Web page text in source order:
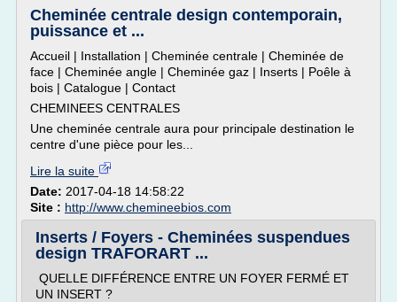
Cheminée centrale design contemporain,
puissance et ...
Accueil | Installation | Cheminée centrale | Cheminée de
face | Cheminée angle | Cheminée gaz | Inserts | Poêle à
bois | Catalogue | Contact
CHEMINEES CENTRALES
Une cheminée centrale aura pour principale destination le
centre d'une pièce pour les...
Lire la suite
Date: 2017-04-18 14:58:22
Site : http://www.chemineebios.com
Inserts / Foyers - Cheminées suspendues
design TRAFORART ...
QUELLE DIFFÉRENCE ENTRE UN FOYER FERMÉ ET
UN INSERT ?